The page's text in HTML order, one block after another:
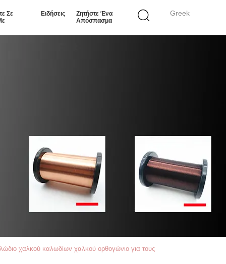
Greek
Σε
Ειδήσεις
Ζητήστε Ένα
Απόσπασμα
χαλκού καλωδίων χαλκού ορθογώνιο για τους